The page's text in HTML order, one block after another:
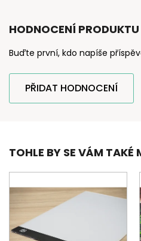
HODNOCENÍ PRODUKTU
Buďte první, kdo napíše
PŘIDAT HODNOCENÍ
TOHLE BY SE VÁM TAKÉ